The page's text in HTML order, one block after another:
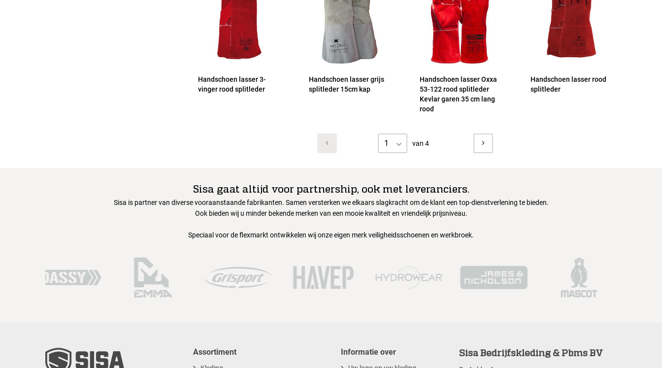
Handschoen lasser 3-
vinger rood splitleder
Handschoen lasser grijs
splitleder 15cm kap
Handschoen lasser Oxxa
53-122 rood splitleder
Kevlar garen 35 cm lang
rood
Handschoen lasser rood
splitleder
1 van 4
Sisa gaat altijd voor partnership, ook met leveranciers.
Sisa is partner van diverse vooraanstaande fabrikanten. Samen versterken we elkaars slagkracht om de klant een top-dienstverlening te bieden.
Ook bieden wij u minder bekende merken van een mooie kwaliteit en vriendelijk prijsniveau.
Speciaal voor de flexmarkt ontwikkelen wij onze eigen merk veiligheidsschoenen en werkbroek.
Assortiment Informatie over Sisa Bedrijfskleding & Pbms BV